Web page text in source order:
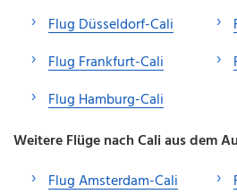
Flug Düsseldorf-Cali
Flug Frankfurt-Cali
Flug Hamburg-Cali
Weitere Flüge nach Cali aus dem
Flug Amsterdam-Cali